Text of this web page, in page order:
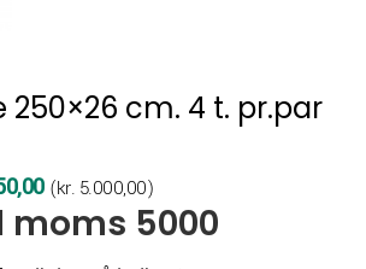
250×26 cm. 4 t. pr.par
Den
aktuelle
(kr. 5.000,00)
moms 5000